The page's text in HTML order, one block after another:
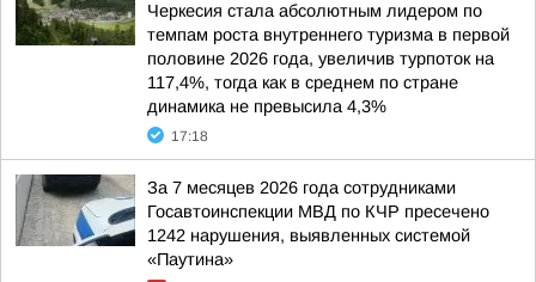
Черкесия стала абсолютным лидером по
темпам роста внутреннего туризма в первой
половине 2026 года, увеличив турпоток на
117,4%, тогда как в среднем по стране
динамика не превысила 4,3%
17:18
За 7 месяцев 2026 года сотрудниками
Госавтоинспекции МВД по КЧР пресечено
1242 нарушения, выявленных системой
«Паутина»